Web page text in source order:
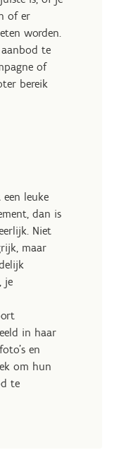
leuke
dan is
Niet
maar
je
in haar
en
om hun
te
of er
worden.
te
of
bereik